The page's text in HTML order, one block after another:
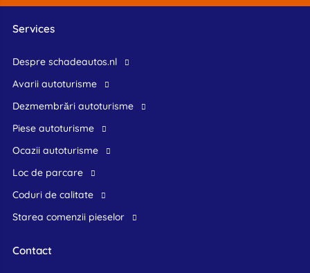
Services
Despre schadeautos.nl
Avarii autoturisme
Dezmembrări autoturisme
Piese autoturisme
Ocazii autoturisme
Loc de parcare
Coduri de calitate
Starea comenzii pieselor
Contact